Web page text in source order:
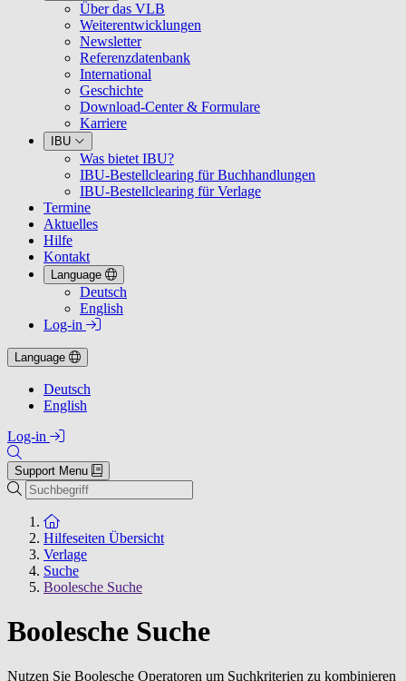
Über das VLB
Weiterentwicklungen
Newsletter
Referenzdatenbank
International
Geschichte
Download-Center & Formulare
Karriere
IBU
Was bietet IBU?
IBU-Bestellclearing für Buchhandlungen
IBU-Bestellclearing für Verlage
Termine
Aktuelles
Hilfe
Kontakt
Language
Deutsch
English
Log-in
Language
Deutsch
English
Log-in
Support Menu
Suchen
Zur Startseite
Hilfeseiten Übersicht
Verlage
Suche
Boolesche Suche
Boolesche Suche
Nutzen Sie Boolesche Operatoren um Suchkriterien zu kombinieren